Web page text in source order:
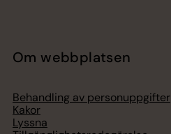
Om webbplatsen
Behandling av personuppgifter
Kakor
Lyssna